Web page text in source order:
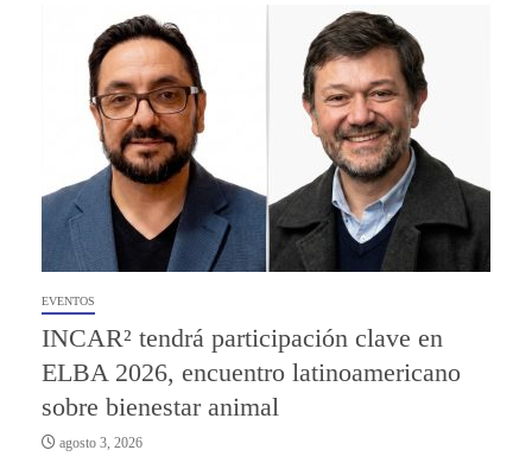
EVENTOS
INCAR² tendrá participación clave en
ELBA 2026, encuentro latinoamericano
sobre bienestar animal
agosto 3, 2026